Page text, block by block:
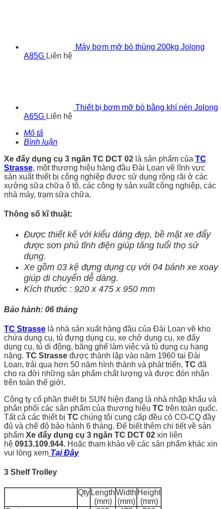
Máy bơm mỡ bò thùng 200kg Jolong
A85G Liên hệ
Thiết bị bơm mỡ bò bằng khí nén Jolong
A65G Liên hệ
Mô tả
Bình luận
Xe đẩy dụng cụ 3 ngăn TC DCT 02 là sản phẩm của TC
Strasse, một thương hiệu hàng đầu Đài Loan về lĩnh vực
sản xuất thiết bị công nghiệp được sử dụng rộng rãi ở các
xưởng sữa chữa ô tô, các công ty sản xuất công nghiệp, các
nhà máy, trạm sữa chữa.
Thông số kĩ thuật:
Được thiết kế với kiểu dáng đẹp, bề mặt xe đẩy
được sơn phủ tĩnh điện giúp tăng tuổi thọ sử
dụng.
Xe gồm 03 kệ đựng dụng cụ với 04 bánh xe xoay
giúp di chuyển dễ dàng.
Kích thước : 920 x 475 x 950 mm
Bảo hành: 06 tháng
TC Strasse là nhà sản xuất hàng đầu của Đài Loan về kho
chứa dụng cụ, tủ đựng dụng cụ, xe chở dụng cụ, xe đẩy
dụng cụ, tủ di động, băng ghế làm việc và tủ dụng cụ hạng
nặng. TC Strasse được thành lập vào năm 1960 tại Đài
Loan, trải qua hơn 50 năm hình thành và phát triển, TC đã
cho ra đời những sản phẩm chất lượng và được đón nhận
trên toàn thế giới.
Công ty cổ phần thiết bị SUN hiện đang là nhà nhập khẩu và
phân phối các sản phẩm của thương hiệu TC trên toàn quốc.
Tất cả các thiết bị TC chúng tôi cung cấp đều có CO-CQ đầy
đủ và chế độ bảo hành 6 tháng. Để biết thêm chi tiết về sản
phẩm Xe đẩy dụng cụ 3 ngăn TC DCT 02 xin liên
hệ 0913.109.944. Hoặc tham khảo về các sản phẩm khác xin
vui lòng xem Tại Đây
3 Shelf Trolley
Qty Length
(mm)
Width
(mm)
Height
(mm)